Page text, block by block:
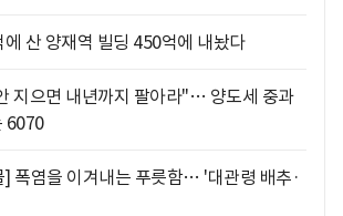
에 산 양재역 빌딩 450억에 내놨다
지으면 내년까지 팔아라"… 양도세 중과
6070
] 폭염을 이겨내는 푸릇함… '대관령 배추·